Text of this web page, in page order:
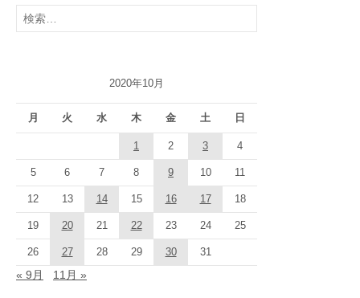
検
索:
2020年10月
月 火 水 木 金 土 日
1 2 3 4
5 6 7 8 9 10 11
12 13 14 15 16 17 18
19 20 21 22 23 24 25
26 27 28 29 30 31
« 9月 11月 »